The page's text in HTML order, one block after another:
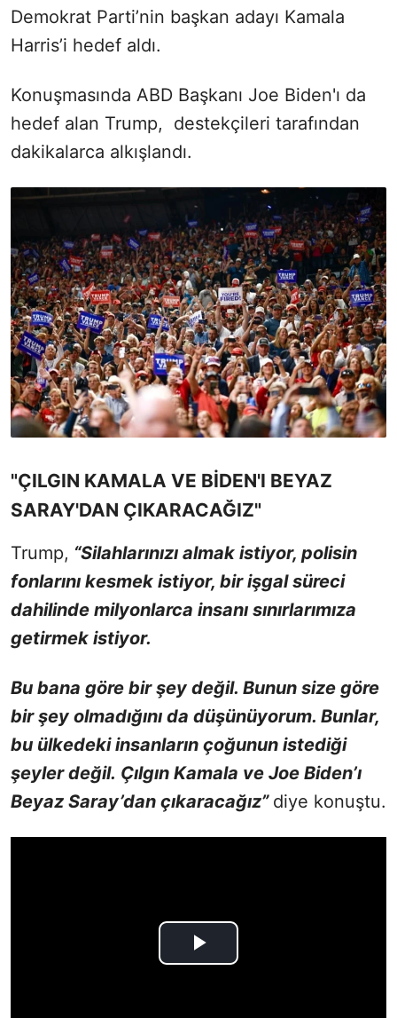
Demokrat Parti’nin başkan adayı Kamala
Harris’i hedef aldı.
Konuşmasında ABD Başkanı Joe Biden'ı da
hedef alan Trump, destekçileri tarafından
dakikalarca alkışlandı.
"ÇILGIN KAMALA VE BİDEN'I BEYAZ
SARAY'DAN ÇIKARACAĞIZ"
Trump, “Silahlarınızı almak istiyor, polisin
fonlarını kesmek istiyor, bir işgal süreci
dahilinde milyonlarca insanı sınırlarımıza
getirmek istiyor.
Bu bana göre bir şey değil. Bunun size göre
bir şey olmadığını da düşünüyorum. Bunlar,
bu ülkedeki insanların çoğunun istediği
şeyler değil. Çılgın Kamala ve Joe Biden’ı
Beyaz Saray’dan çıkaracağız” diye konuştu.